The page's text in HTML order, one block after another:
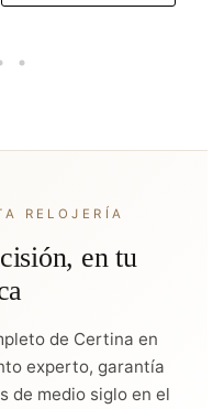
RELOJERÍA
en tu
de Certina en
experto, garantía
de medio siglo en el